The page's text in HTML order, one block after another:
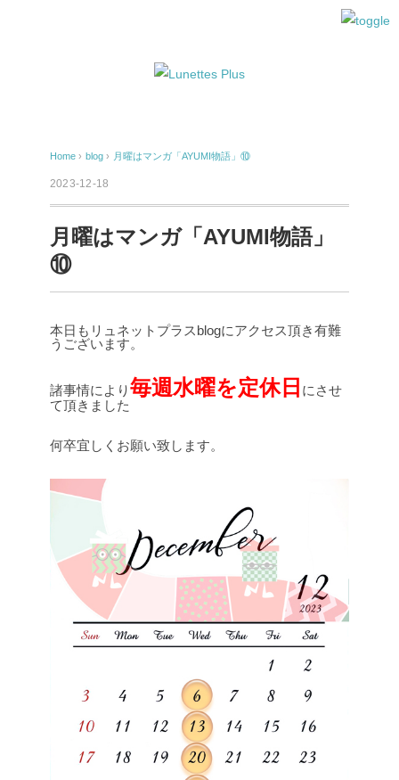
Home › blog › 月曜はマンガ「AYUMI物語」⑩
2023-12-18
月曜はマンガ「AYUMI物語」
⑩
本日もリュネットプラスblogにアクセス頂き有難
うございます。
諸事情により毎週水曜を定休日 にさせ
て頂きました
何卒宜しくお願い致します。